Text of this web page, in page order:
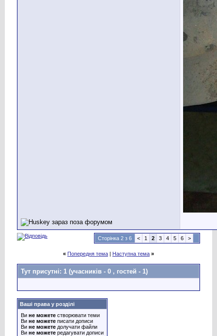
Сторінка 2 з 6 < 1 2 3 4 5 6 >
« Попередня тема | Наступна тема »
Тут присутні: 1 (учасників - 0 , гостей - 1)
Ваші права у розділі
Ви не можете створювати теми
Ви не можете писати дописи
Ви не можете долучати файли
Ви не можете редагувати дописи